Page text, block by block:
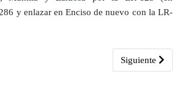
y enlazar en Enciso de nuevo con la LR-
Alto Najerilla se celebrará el 27 de abril
Artículo
Siguiente